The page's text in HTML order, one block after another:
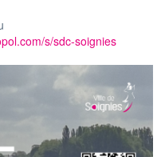
s/sdc-soignies